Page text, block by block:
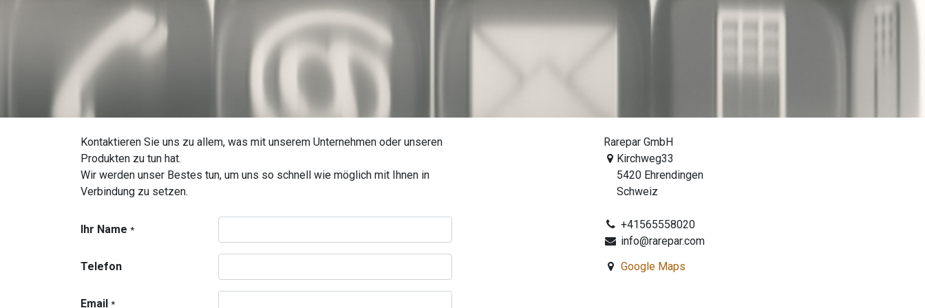
Kontaktieren Sie uns zu allem, was mit unserem Unternehmen oder unseren
Produkten zu tun hat.
Wir werden unser Bestes tun, um uns so schnell wie möglich mit Ihnen in
Verbindung zu setzen.
Ihr Name *
Telefon
Email *
Rarepar GmbH
Kirchweg33
5420 Ehrendingen
Schweiz
+41565558020
info@rarepar.com
Google Maps